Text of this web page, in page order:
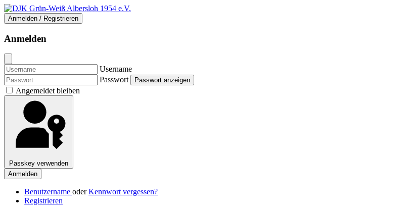
Anmelden / Registrieren
Anmelden
Username
Passwort
Passwort anzeigen
Angemeldet bleiben
Passkey verwenden
Anmelden
Benutzername oderKennwort vergessen?
Registrieren